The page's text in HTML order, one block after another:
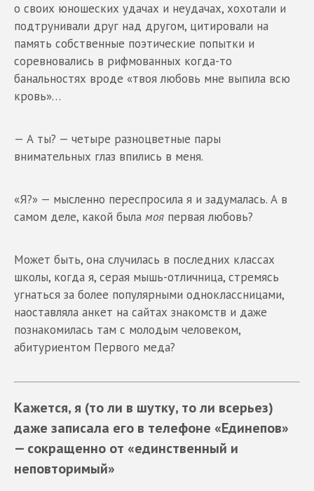
о своих юношеских удачах и неудачах, хохотали и
подтрунивали друг над другом, цитировали на
память собственные поэтические попытки и
соревновались в рифмованных когда-то
банальностях вроде «твоя любовь мне выпила всю
кровь»…
— А ты? — четыре разноцветные пары
внимательных глаз впились в меня.
«Я?» — мысленно переспросила я и задумалась. А в
самом деле, какой была моя первая любовь?
Может быть, она случилась в последних классах
школы, когда я, серая мышь-отличница, стремясь
угнаться за более популярными одноклассницами,
наоставляла анкет на сайтах знакомств и даже
познакомилась там с молодым человеком,
абитуриентом Первого меда?
Кажется, я (то ли в шутку, то ли всерьез)
даже записала его в телефоне «Единепов»
— сокращенно от «единственный и
неповторимый»